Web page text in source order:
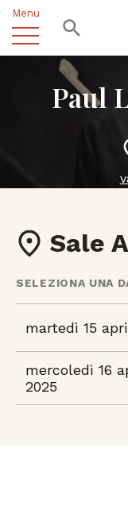
Menu
Paul
Sale
SELEZIONA UNA
martedì 15
mercoledì 16
2025